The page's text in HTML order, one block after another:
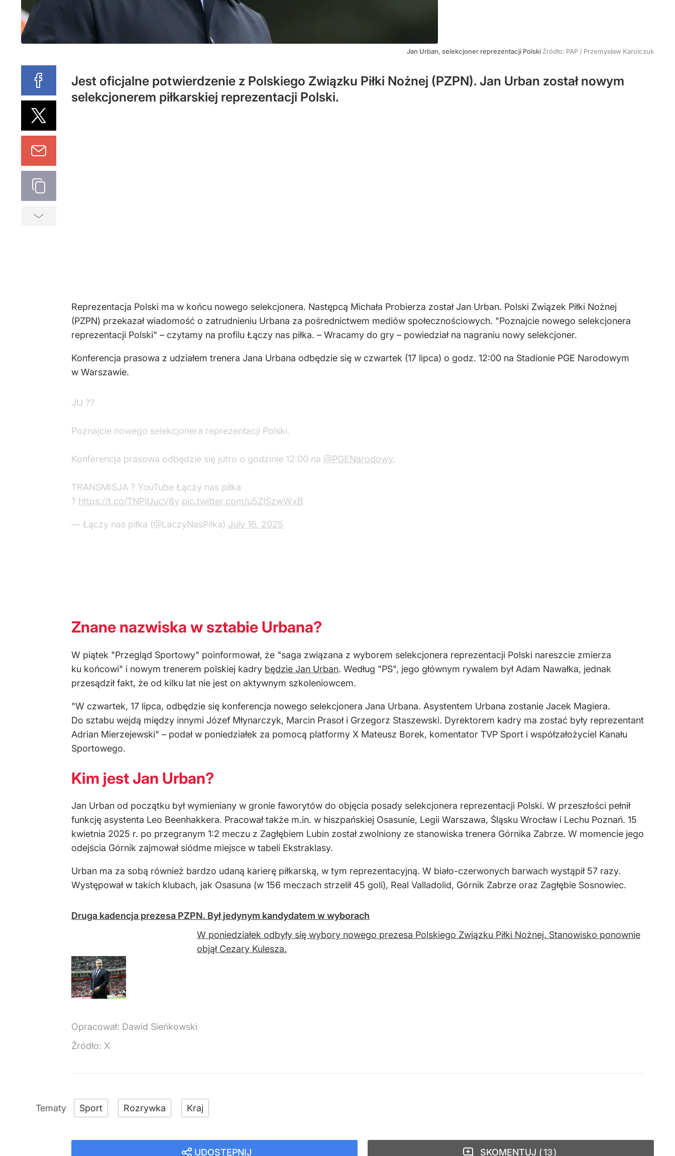
Jan Urban, selekcjoner reprezentacji Polski Źródło: PAP / Przemysław Karolczuk
Jest oficjalne potwierdzenie z Polskiego Związku Piłki Nożnej (PZPN). Jan Urban został nowym
selekcjonerem piłkarskiej reprezentacji Polski.
Reprezentacja Polski ma w końcu nowego selekcjonera. Następcą Michała Probierza został Jan Urban. Polski Związek Piłki Nożnej
(PZPN) przekazał wiadomość o zatrudnieniu Urbana za pośrednictwem mediów społecznościowych. "Poznajcie nowego selekcjonera
reprezentacji Polski" – czytamy na profilu Łączy nas piłka. – Wracamy do gry – powiedział na nagraniu nowy selekcjoner.
Konferencja prasowa z udziałem trenera Jana Urbana odbędzie się w czwartek (17 lipca) o godz. 12:00 na Stadionie PGE Narodowym
w Warszawie.
JU ??
Poznajcie nowego selekcjonera reprezentacji Polski.
Konferencja prasowa odbędzie się jutro o godzinie 12:00 na @PGENarodowy.
TRANSMISJA ? YouTube Łączy nas piłka
? https://t.co/TNPiUucV8y pic.twitter.com/u5ZISzwWxB
— Łączy nas piłka (@LaczyNasPilka) July 16, 2025
Znane nazwiska w sztabie Urbana?
W piątek "Przegląd Sportowy" poinformował, że "saga związana z wyborem selekcjonera reprezentacji Polski nareszcie zmierza
ku końcowi" i nowym trenerem polskiej kadry będzie Jan Urban. Według "PS", jego głównym rywalem był Adam Nawałka, jednak
przesądził fakt, że od kilku lat nie jest on aktywnym szkoleniowcem.
"W czwartek, 17 lipca, odbędzie się konferencja nowego selekcjonera Jana Urbana. Asystentem Urbana zostanie Jacek Magiera.
Do sztabu wejdą między innymi Józef Młynarczyk, Marcin Prasoł i Grzegorz Staszewski. Dyrektorem kadry ma zostać były reprezentant
Adrian Mierzejewski" – podał w poniedziałek za pomocą platformy X Mateusz Borek, komentator TVP Sport i współzałożyciel Kanału
Sportowego.
Kim jest Jan Urban?
Jan Urban od początku był wymieniany w gronie faworytów do objęcia posady selekcjonera reprezentacji Polski. W przeszłości pełnił
funkcję asystenta Leo Beenhakkera. Pracował także m.in. w hiszpańskiej Osasunie, Legii Warszawa, Śląsku Wrocław i Lechu Poznań. 15
kwietnia 2025 r. po przegranym 1:2 meczu z Zagłębiem Lubin został zwolniony ze stanowiska trenera Górnika Zabrze. W momencie jego
odejścia Górnik zajmował siódme miejsce w tabeli Ekstraklasy.
Urban ma za sobą również bardzo udaną karierę piłkarską, w tym reprezentacyjną. W biało-czerwonych barwach wystąpił 57 razy.
Występował w takich klubach, jak Osasuna (w 156 meczach strzelił 45 goli), Real Valladolid, Górnik Zabrze oraz Zagłębie Sosnowiec.
Druga kadencja prezesa PZPN. Był jedynym kandydatem w wyborach
W poniedziałek odbyły się wybory nowego prezesa Polskiego Związku Piłki Nożnej. Stanowisko ponownie
objął Cezary Kulesza.
Opracował: Dawid Sieńkowski
Źródło: X
Sport Rozrywka Kraj
UDOSTĘPNIJ SKOMENTUJ 13